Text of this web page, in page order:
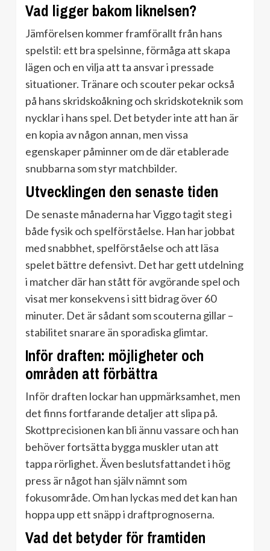
Vad ligger bakom liknelsen?
Jämförelsen kommer framförallt från hans
spelstil: ett bra spelsinne, förmåga att skapa
lägen och en vilja att ta ansvar i pressade
situationer. Tränare och scouter pekar också
på hans skridskoåkning och skridskoteknik som
nycklar i hans spel. Det betyder inte att han är
en kopia av någon annan, men vissa
egenskaper påminner om de där etablerade
snubbarna som styr matchbilder.
Utvecklingen den senaste tiden
De senaste månaderna har Viggo tagit steg i
både fysik och spelförståelse. Han har jobbat
med snabbhet, spelförståelse och att läsa
spelet bättre defensivt. Det har gett utdelning
i matcher där han stått för avgörande spel och
visat mer konsekvens i sitt bidrag över 60
minuter. Det är sådant som scouterna gillar –
stabilitet snarare än sporadiska glimtar.
Inför draften: möjligheter och
områden att förbättra
Inför draften lockar han uppmärksamhet, men
det finns fortfarande detaljer att slipa på.
Skottprecisionen kan bli ännu vassare och han
behöver fortsätta bygga muskler utan att
tappa rörlighet. Även beslutsfattandet i hög
press är något han själv nämnt som
fokusområde. Om han lyckas med det kan han
hoppa upp ett snäpp i draftprognoserna.
Vad det betyder för framtiden